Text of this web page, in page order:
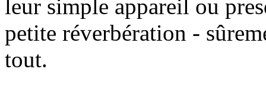
leur simple appareil ou
petite réverbération -
tout.